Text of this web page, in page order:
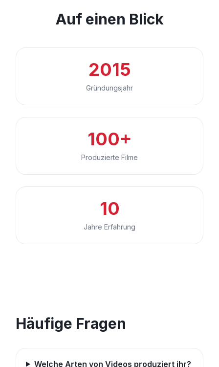
Auf einen Blick
2015
Gründungsjahr
100+
Produzierte Filme
10
Jahre Erfahrung
Häufige Fragen
Welche Arten von Videos produziert ihr?